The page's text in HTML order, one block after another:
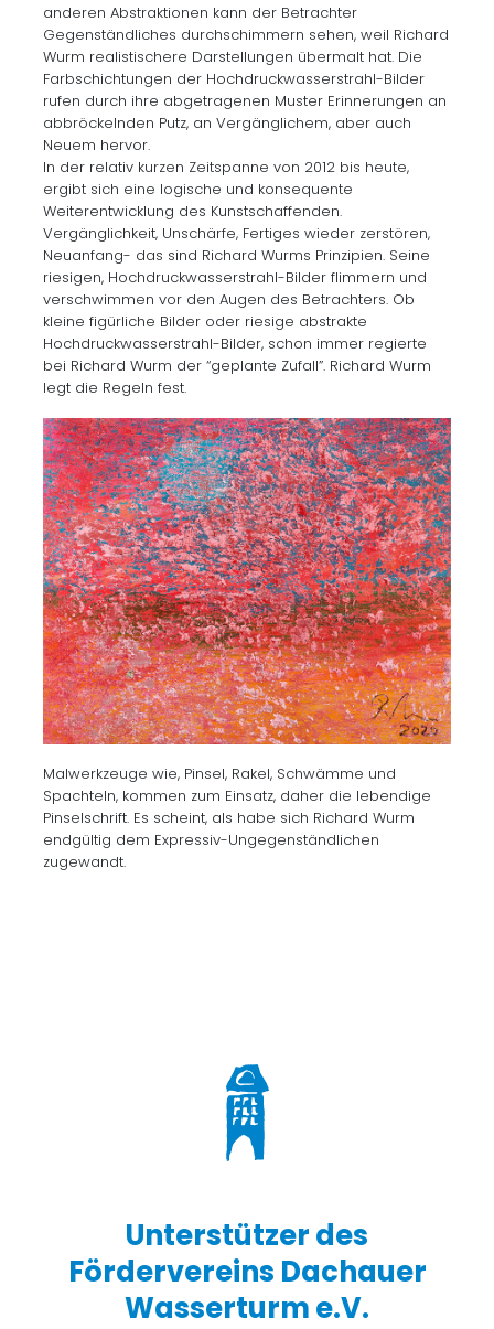
anderen Abstraktionen kann der Betrachter
Gegenständliches durchschimmern sehen, weil Richard
Wurm realistischere Darstellungen übermalt hat. Die
Farbschichtungen der Hochdruckwasserstrahl-Bilder
rufen durch ihre abgetragenen Muster Erinnerungen an
abbröckelnden Putz, an Vergänglichem, aber auch
Neuem hervor.
In der relativ kurzen Zeitspanne von 2012 bis heute,
ergibt sich eine logische und konsequente
Weiterentwicklung des Kunstschaffenden.
Vergänglichkeit, Unschärfe, Fertiges wieder zerstören,
Neuanfang- das sind Richard Wurms Prinzipien. Seine
riesigen, Hochdruckwasserstrahl-Bilder flimmern und
verschwimmen vor den Augen des Betrachters. Ob
kleine figürliche Bilder oder riesige abstrakte
Hochdruckwasserstrahl-Bilder, schon immer regierte
bei Richard Wurm der “geplante Zufall”. Richard Wurm
legt die Regeln fest.
Malwerkzeuge wie, Pinsel, Rakel, Schwämme und
Spachteln, kommen zum Einsatz, daher die lebendige
Pinselschrift. Es scheint, als habe sich Richard Wurm
endgültig dem Expressiv-Ungegenständlichen
zugewandt.
Unterstützer des
Fördervereins Dachauer
Wasserturm e.V.